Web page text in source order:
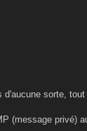
sorte,
(message privé)